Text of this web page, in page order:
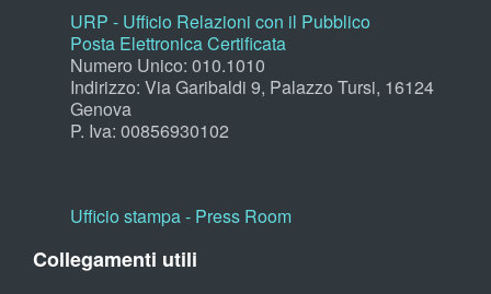
URP - Ufficio Relazioni con il Pubblico
Posta Elettronica Certificata
Numero Unico: 010.1010
Indirizzo: Via Garibaldi 9, Palazzo Tursi, 16124
Genova
P. Iva: 00856930102
Ufficio stampa - Press Room
Collegamenti utili